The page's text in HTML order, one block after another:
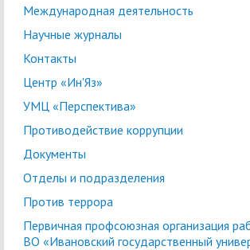
Международная деятельность
Научные журналы
Контакты
Центр «Ин'Яз»
УМЦ «Перспектива»
Противодействие коррупции
Документы
Отделы и подразделения
Против террора
Первичная профсоюзная организация
ВО «Ивановский государственный